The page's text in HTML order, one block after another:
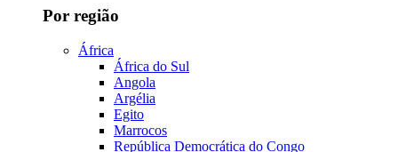
Por região
África
África do Sul
Angola
Argélia
Egito
Marrocos
República Democrática do Congo